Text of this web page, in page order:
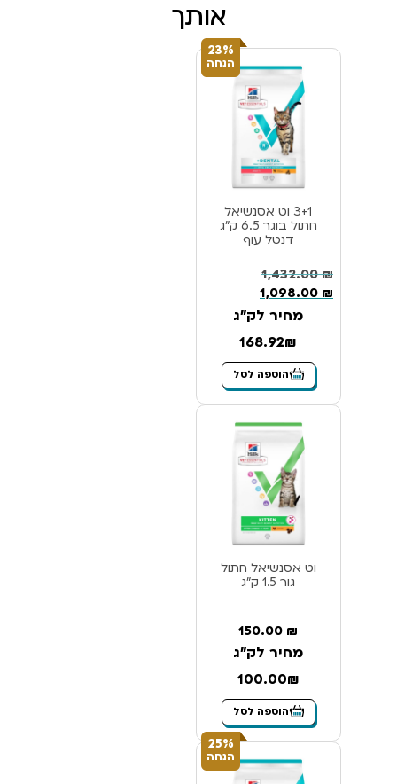
אותך
23%
הנחה
3+1 וט אסנשיאל
חתול בוגר 6.5 ק”ג
דנטל עוף
1,432.00₪
1,098.00 ₪
מחיר לק"ג
168.92₪
הוספה לסל
וט אסנשיאל חתול
גור 1.5 ק”ג
150.00 ₪
מחיר לק"ג
100.00₪
הוספה לסל
25%
הנחה